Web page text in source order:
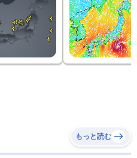
もっと読む